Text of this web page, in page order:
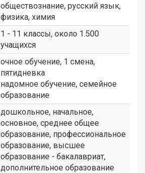
обществознание, русский язык,
физика, химия
1 - 11 классы, около 1.500
учащихся
очное обучение, 1 смена,
пятидневка
надомное обучение, семейное
образование
дошкольное, начальное,
основное, среднее общее
образование, профессиональное
образование, высшее
образование - бакалавриат,
дополнительное образование